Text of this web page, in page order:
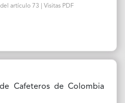
artículo 73 | Visitas PDF
Cafeteros de Colombia